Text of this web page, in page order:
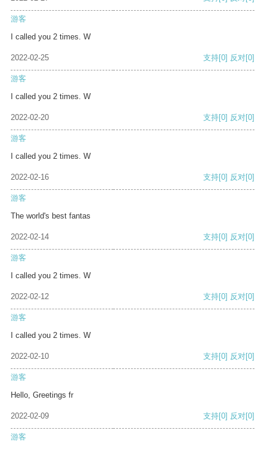
游客
I called you 2 times. W
2022-02-25 支持[0] 反对[0]
游客
I called you 2 times. W
2022-02-20 支持[0] 反对[0]
游客
I called you 2 times. W
2022-02-16 支持[0] 反对[0]
游客
The world's best fantas
2022-02-14 支持[0] 反对[0]
游客
I called you 2 times. W
2022-02-12 支持[0] 反对[0]
游客
I called you 2 times. W
2022-02-10 支持[0] 反对[0]
游客
Hello, Greetings fr
2022-02-09 支持[0] 反对[0]
游客